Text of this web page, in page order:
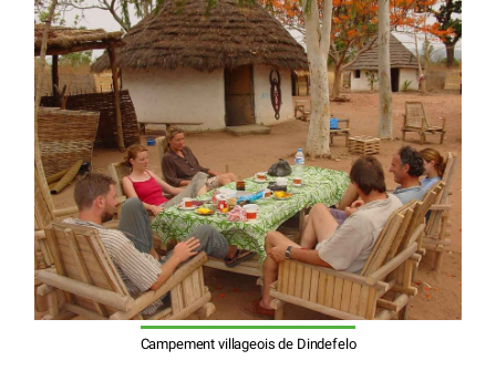
Campement villageois de Dindefelo